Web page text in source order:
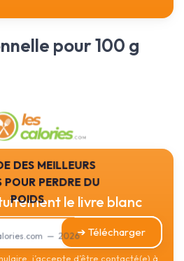
pour 100 g
des meilleurs
pour perdre du
poids
— 2026
le livre blanc
➔ Télécharger
j’accepte d’être contacté(e) à